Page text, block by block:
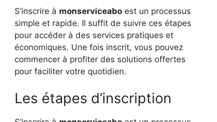
S’inscrire à monserviceabo est un processus
simple et rapide. Il suffit de suivre ces étapes
pour accéder à des services pratiques et
économiques. Une fois inscrit, vous pouvez
commencer à profiter des solutions offertes
pour faciliter votre quotidien.
Les étapes d’inscription